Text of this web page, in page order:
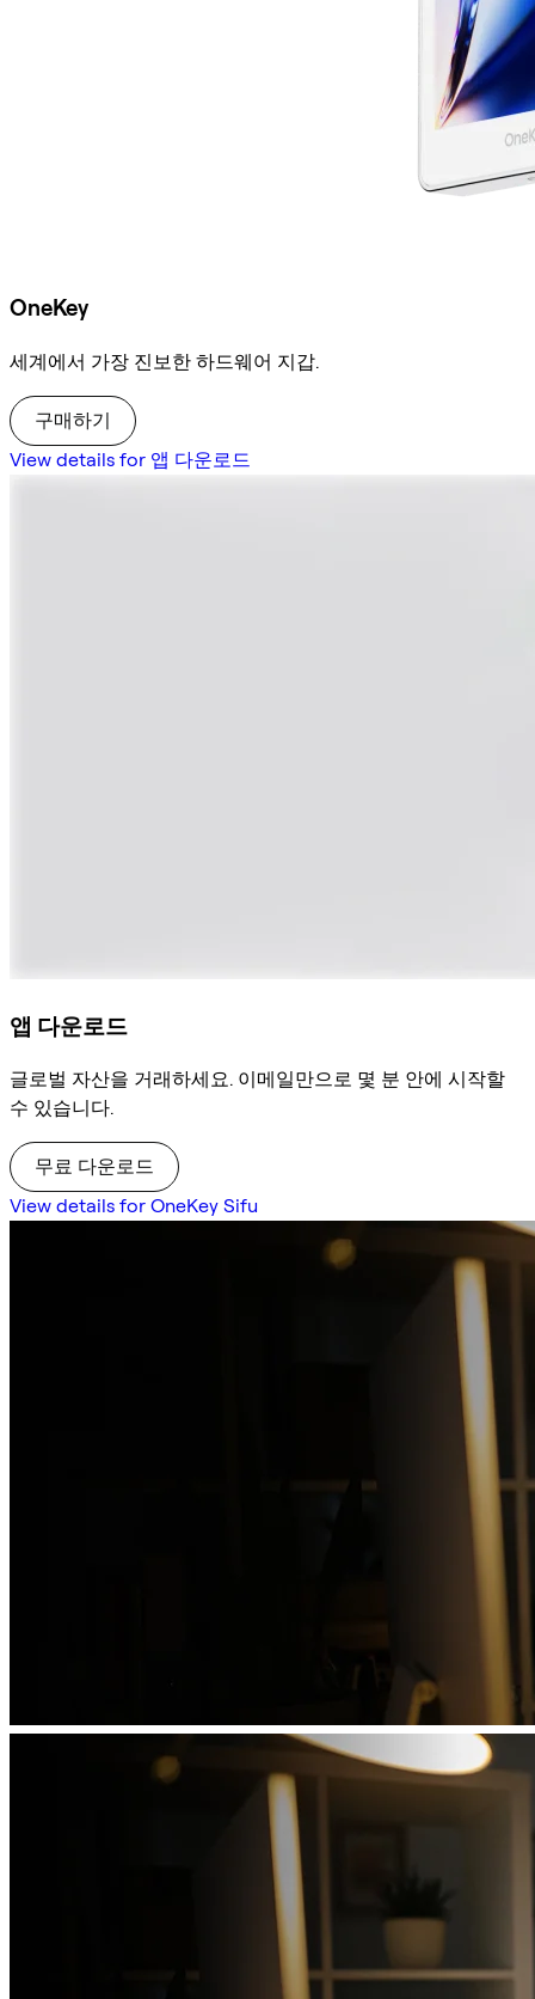
OneKey
세계에서 가장 진보한 하드웨어 지갑.
구매하기
View details for 앱 다운로드
앱 다운로드
글로벌 자산을 거래하세요. 이메일만으로 몇 분 안에 시작할
수 있습니다.
무료 다운로드
View details for OneKey Sifu